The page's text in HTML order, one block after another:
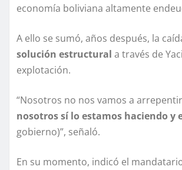
economía boliviana altamente
A ello se sumó, años después, la
solución estructural a través de
explotación.
“Nosotros no nos vamos a
nosotros sí lo estamos haciendo y
gobierno)”, señaló.
En su momento, indicó el